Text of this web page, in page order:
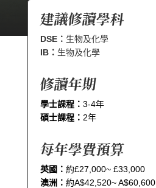
建議修讀學科
DSE： 生物及化學
IB： 生物及化學
修讀年期
學士課程： 3-4年
碩士課程： 2年
每年學費預算
英國： 約£27,000~ £33,000
澳洲： 約A$42,520~ A$60,600